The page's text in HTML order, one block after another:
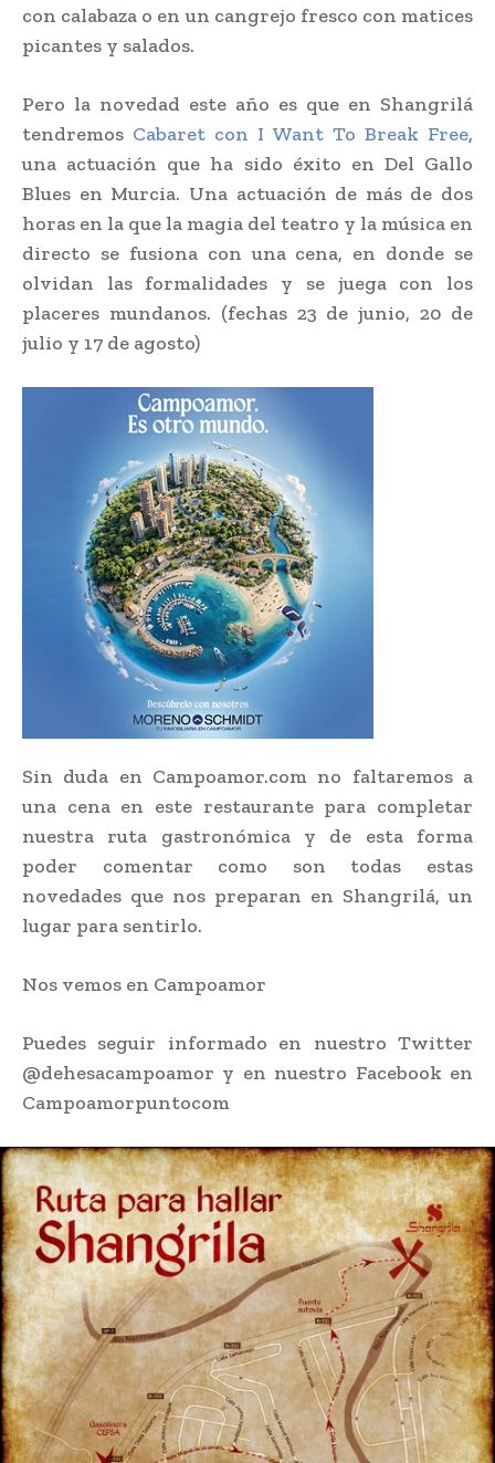
con calabaza o en un cangrejo fresco con matices
picantes y salados.
Pero la novedad este año es que en Shangrilá
tendremos Cabaret con I Want To Break Free,
una actuación que ha sido éxito en Del Gallo
Blues en Murcia. Una actuación de más de dos
horas en la que la magia del teatro y la música en
directo se fusiona con una cena, en donde se
olvidan las formalidades y se juega con los
placeres mundanos. (fechas 23 de junio, 20 de
julio y 17 de agosto)
Sin duda en Campoamor.com no faltaremos a
una cena en este restaurante para completar
nuestra ruta gastronómica y de esta forma
poder comentar como son todas estas
novedades que nos preparan en Shangrilá, un
lugar para sentirlo.
Nos vemos en Campoamor
Puedes seguir informado en nuestro Twitter
@dehesacampoamor y en nuestro Facebook en
Campoamorpuntocom